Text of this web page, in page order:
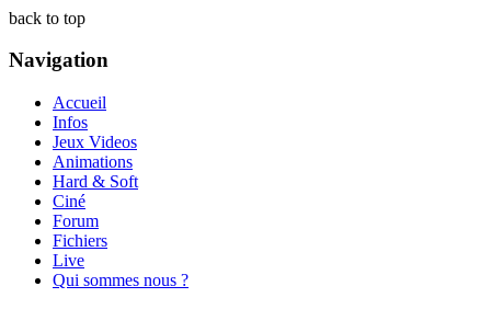
back to top
Navigation
Accueil
Infos
Jeux Videos
Animations
Hard & Soft
Ciné
Forum
Fichiers
Live
Qui sommes nous ?